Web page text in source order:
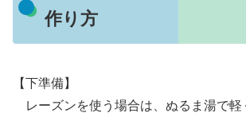
作り方
【下準備】
レーズンを使う場合は、ぬるま湯で軽